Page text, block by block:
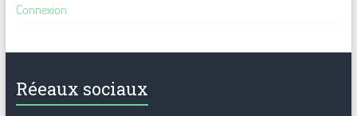
Connexion
Réeaux sociaux